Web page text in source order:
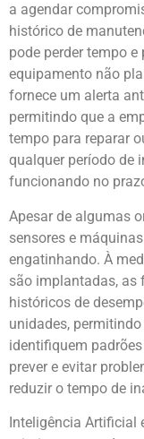
a agendar
histórico de
pode perder tempo
equipamento não
fornece um alerta
permitindo que a
tempo para reparar
qualquer período de
funcionando no
Apesar de algumas
sensores e
engatinhando. À
são implantadas, as
históricos de
unidades,
identifiquem
prever e evitar
reduzir o tempo de
Inteligência Artificial